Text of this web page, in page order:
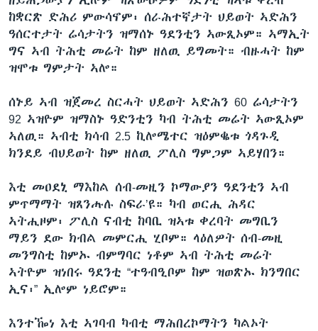
720p 1080p
ከቋርጽ ድሕሪ ምውሳኖም፡ ሰራሕተኛታት ህይወት ኣድሕን
ዓሰርተታት ሬሳታትን ዝማሰኑ ዓደንቲን ኣውጺኦም። ኣማኢት
ግና ኣብ ትሕቲ መሬት ከም ዘለዉ ይግመት። ብዙሓት ከም
ዝሞቱ ግምታት ኣሎ።
ሰኑይ ኣብ ዝጀመረ ስርሓት ህይወት ኣድሕን 60 ሬሳታትን
92 ኣዝዮም ዝማስኑ ዓድንቲን ካብ ትሕቲ መሬት ኣውጺኦም
ኣለዉ። ኣብቲ ክሳብ 2.5 ኪሎሜተር ዝዕምቈቱ ጎዳጉዲ
ክንደይ ብህይወት ከም ዘለዉ ፖሊስ ግምጋም ኣይሃበን።
እቲ መዐደኒ ማእከል ሰብ-መዚን ኮማውያን ዓደንቲን ኣብ
ምጥማማት ዝጸንሑሉ ስፍራ’ዩ። ካብ ወርሒ ሕዳር
ኣትሒዞም፡ ፖሊስ ናብቲ ከባቢ ዝኣቱ ቀረባት መግቢን
ማይን ደው ክብል መምርሒ ሂቦም። ላዕለዎት ሰብ-መዚ
መንግስቲ ከምኡ ብምግባር ነቶም ኣብ ትሕቲ መሬት
ኣትዮም ዝነበሩ ዓደንቲ “ተዓብዒቦም ከም ዝወጽኡ ክንግበር
ኢና፡” ኢሎም ነይሮም።
እንተዀነ እቲ ኣገባብ ካብቲ ማሕበረኮማትን ካልኦት